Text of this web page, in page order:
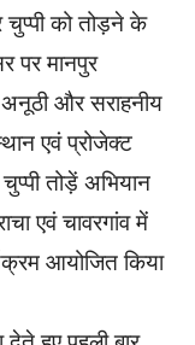
चुप्पी को तोड़ने के
पर मानपुर
और सराहनीय
एवं प्रोजेक्ट
तोड़ें अभियान
एवं चावरगांव में
आयोजित किया